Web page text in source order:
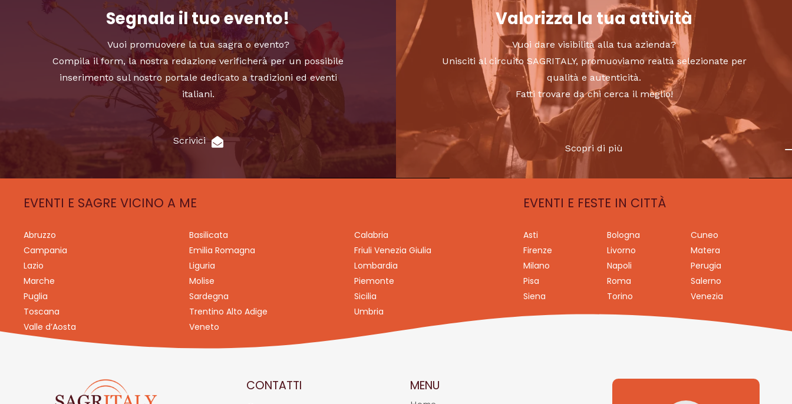
Segnala il tuo evento!
Vuoi promuovere la tua sagra o evento?
Compila il form, la nostra redazione verificherà per un possibile
inserimento sul nostro portale dedicato a tradizioni ed eventi
italiani.
Scrivici
Valorizza la tua attività
Vuoi dare visibilità alla tua azienda?
Unisciti al circuito SAGRITALY, promuoviamo realtà selezionate per
qualità e autenticità.
Fatti trovare da chi cerca il meglio!
Scopri di più
EVENTI E SAGRE VICINO A ME
Abruzzo Basilicata
Calabria
Campania
Emilia Romagna
Friuli Venezia Giulia
Lazio
Liguria
Lombardia
Marche
Molise
Piemonte
Puglia
Sardegna
Sicilia
Toscana
Trentino Alto Adige
Umbria
Valle d’Aosta
Veneto
EVENTI E FESTE IN CITTÀ
Asti Bologna
Cuneo
Firenze
Livorno
Matera
Milano
Napoli
Perugia
Pisa
Roma
Salerno
Siena
Torino Venezia
CONTATTI MENU